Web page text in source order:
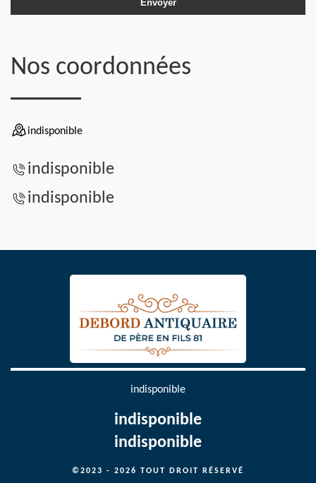
Nos coordonnées
indisponible
indisponible
indisponible
indisponible
indisponible
indisponible
©2023 - 2026 TOUT DROIT RÉSERVÉ